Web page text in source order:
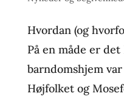
Hvordan (og
På en måde er det
barndomshjem
Højfolket og